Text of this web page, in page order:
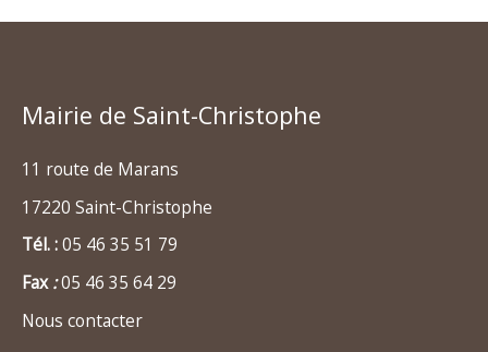
Mairie de Saint-Christophe
11 route de Marans
17220 Saint-Christophe
Tél. :05 46 35 51 79
Fax:05 46 35 64 29
Nous contacter